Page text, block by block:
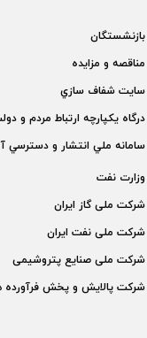
بازنشستگان
مناقصه و مزايده
سايت شفاف سازي
درگاه يكپارچه ارتباط مردم و
سامانه ملي انتشار و دسترسي
وزارت نفت
شركت ملی گاز ايران
شركت ملی نفت ايران
شركت ملی صنايع پتروشيمی
شركت پالايش و پخش فرآورده